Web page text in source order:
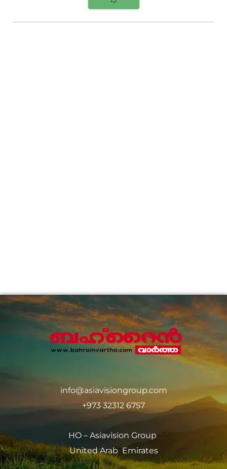
info@asiavisiongroup.com
+973 32312 6757
HO – Asiavision Group
United Arab Emirates